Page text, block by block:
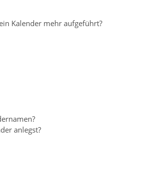
Kalender mehr aufgeführt?
anlegst?